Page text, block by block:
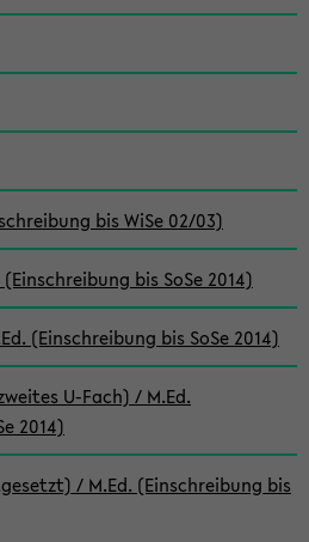
bis WiSe 02/03)
bis SoSe 2014)
(Einschreibung bis SoSe 2014)
U-Fach) / M.Ed.
2014)
/ M.Ed. (Einschreibung bis